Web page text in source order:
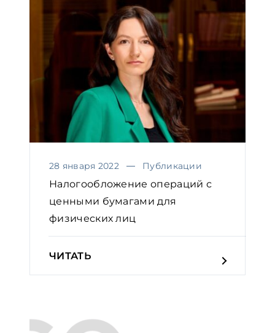
28 января 2022 Публикации
Налогообложение операций с
ценными бумагами для
физических лиц
ЧИТАТЬ